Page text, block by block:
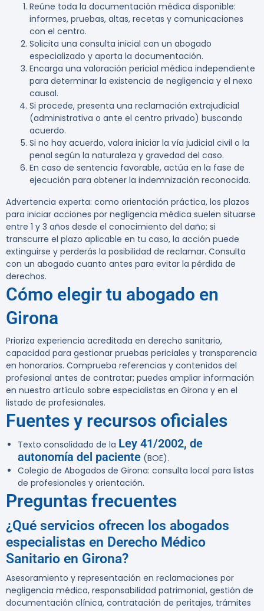
Reúne toda la documentación médica disponible:
informes, pruebas, altas, recetas y comunicaciones
con el centro.
Solicita una consulta inicial con un abogado
especializado y aporta la documentación.
Encarga una valoración pericial médica independiente
para determinar la existencia de negligencia y el nexo
causal.
Si procede, presenta una reclamación extrajudicial
(administrativa o ante el centro privado) buscando
acuerdo.
Si no hay acuerdo, valora iniciar la vía judicial civil o la
penal según la naturaleza y gravedad del caso.
En caso de sentencia favorable, actúa en la fase de
ejecución para obtener la indemnización reconocida.
Advertencia experta: como orientación práctica, los plazos
para iniciar acciones por negligencia médica suelen situarse
entre 1 y 3 años desde el conocimiento del daño; si
transcurre el plazo aplicable en tu caso, la acción puede
extinguirse y perderás la posibilidad de reclamar. Consulta
con un abogado cuanto antes para evitar la pérdida de
derechos.
Cómo elegir tu abogado en
Girona
Prioriza experiencia acreditada en derecho sanitario,
capacidad para gestionar pruebas periciales y transparencia
en honorarios. Comprueba referencias y contenidos del
profesional antes de contratar; puedes ampliar información
en nuestro artículo sobre especialistas en Girona y en el
listado de profesionales.
Fuentes y recursos oficiales
Texto consolidado de la Ley 41/2002, de
autonomía del paciente (BOE).
Colegio de Abogados de Girona: consulta local para listas
de profesionales y orientación.
Preguntas frecuentes
¿Qué servicios ofrecen los abogados
especialistas en Derecho Médico
Sanitario en Girona?
Asesoramiento y representación en reclamaciones por
negligencia médica, responsabilidad patrimonial, gestión de
documentación clínica, contratación de peritajes, trámites